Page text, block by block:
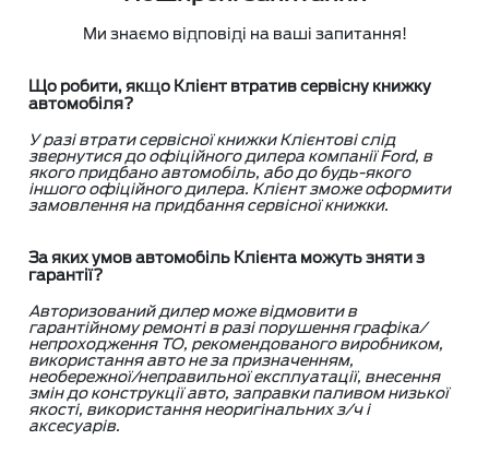
Ми знаємо відповіді на ваші запитання!
Що робити, якщо Клієнт втратив сервісну книжку
автомобіля?
У разі втрати сервісної книжки Клієнтові слід
звернутися до офіційного дилера компанії Ford, в
якого придбано автомобіль, або до будь-якого
іншого офіційного дилера. Клієнт зможе оформити
замовлення на придбання сервісної книжки.
За яких умов автомобіль Клієнта можуть зняти з
гарантії?
Авторизований дилер може відмовити в
гарантійному ремонті в разі порушення графіка/
непроходження ТО, рекомендованого виробником,
використання авто не за призначенням,
необережної/неправильної експлуатації, внесення
змін до конструкції авто, заправки паливом низької
якості, використання неоригінальних з/ч і
аксесуарів.